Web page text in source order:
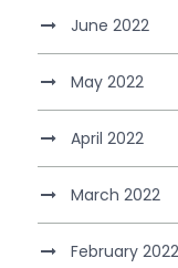
June 2022
May 2022
April 2022
March 2022
February 2022